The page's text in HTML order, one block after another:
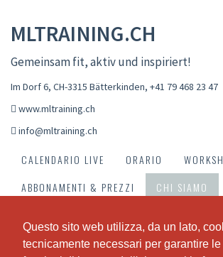
Questo sito web utilizza, da un lato,
tecnicamente necessari per garantire le
Questo sito web utilizza, da un lato,
tecnicamente necessari per garantire le
MLTRAINING.CH
Gemeinsam fit, aktiv und inspiriert!
Im Dorf 6, CH-3315 Bätterkinden, +41 79 468 23 47
www.mltraining.ch
info@mltraining.ch
CALENDARIO LIVE ORARIO
ABBONAMENTI & PREZZI
CHI SIAMO
Vielfältige Workouts - Gruppenerlebnis -